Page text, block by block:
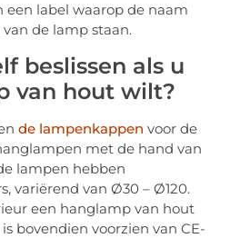
een label waarop de naam
de lamp staan.
beslissen als u
van hout wilt?
de lampenkappen voor de
met de hand van
lampen hebben
variërend van Ø30 – Ø120.
een hanglamp van hout
bovendien voorzien van CE-